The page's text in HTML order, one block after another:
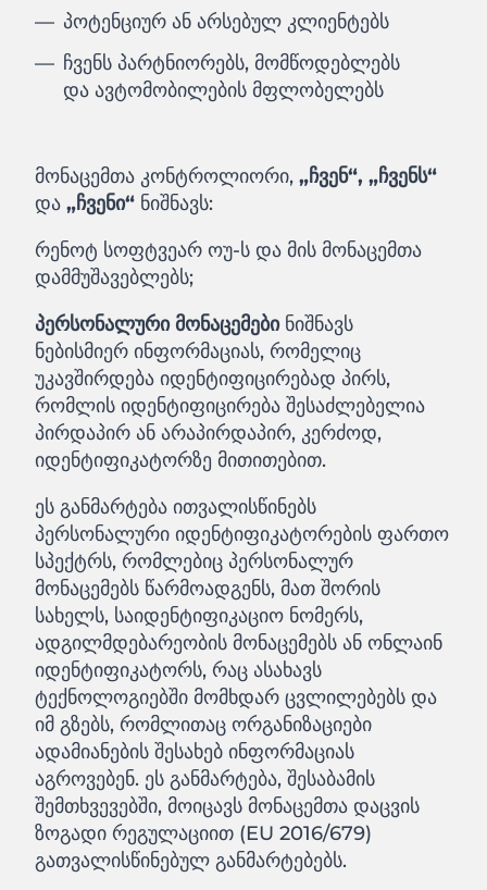
პოტენციურ ან არსებულ კლიენტებს
ჩვენს პარტნიორებს, მომწოდებლებს
და ავტომობილების მფლობელებს
მონაცემთა კონტროლიორი,„ჩვენ“, „ჩვენს“
და„ჩვენი“ ნიშნავს:
რენოტ სოფტვეარ ოუ-ს და მის მონაცემთა
დამმუშავებლებს;
პერსონალური მონაცემებინიშნავს
ნებისმიერ ინფორმაციას, რომელიც
უკავშირდება იდენტიფიცირებად პირს,
რომლის იდენტიფიცირება შესაძლებელია
პირდაპირ ან არაპირდაპირ, კერძოდ,
იდენტიფიკატორზე მითითებით.
ეს განმარტება ითვალისწინებს
პერსონალური იდენტიფიკატორების ფართო
სპექტრს, რომლებიც პერსონალურ
მონაცემებს წარმოადგენს, მათ შორის
სახელს, საიდენტიფიკაციო ნომერს,
ადგილმდებარეობის მონაცემებს ან ონლაინ
იდენტიფიკატორს, რაც ასახავს
ტექნოლოგიებში მომხდარ ცვლილებებს და
იმ გზებს, რომლითაც ორგანიზაციები
ადამიანების შესახებ ინფორმაციას
აგროვებენ. ეს განმარტება, შესაბამის
შემთხვევებში, მოიცავს მონაცემთა დაცვის
ზოგადი რეგულაციით (EU 2016/679)
გათვალისწინებულ განმარტებებს.